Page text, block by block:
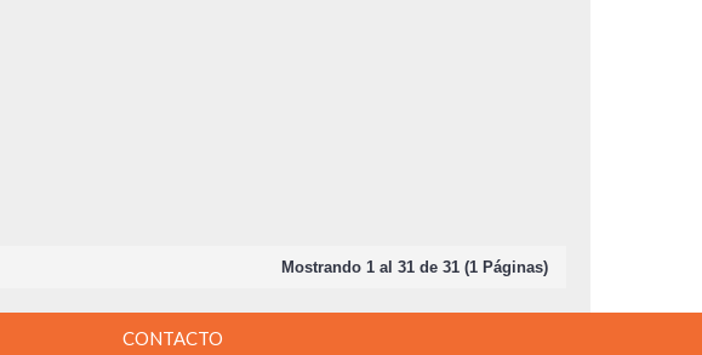
Mostrando 1 al 31 de 31 (1 Páginas)
CONTACTO